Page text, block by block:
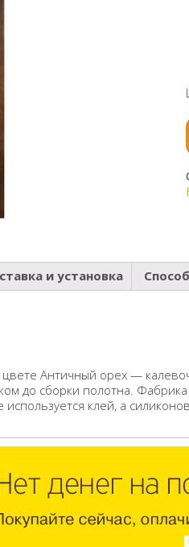
и установка
Античный орех —
до сборки полотна.
клей, а